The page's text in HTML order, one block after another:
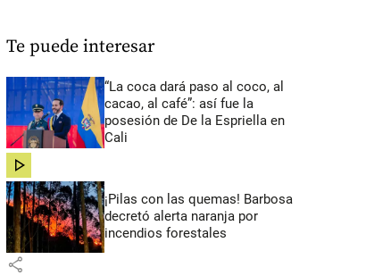
Te puede interesar
“La coca dará paso al coco, al
cacao, al café”: así fue la
posesión de De la Espriella en
Cali
share
¡Pilas con las quemas! Barbosa
decretó alerta naranja por
incendios forestales
share